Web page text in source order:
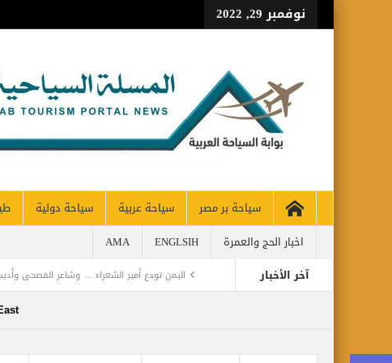
نوفمبر 29, 2022
سياحة بر مصر سياحة عربية سياحة دولية
اخبار الحج والعمرة
ENGLSIH
AMA
آخر الأخبار
اليمن تودع أمير الشعراء … وشاعر الفصحى
REACH 65% OF PRE-PANDEMIC LEVELS